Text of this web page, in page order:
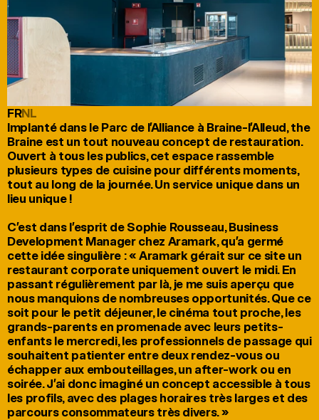
FRNL
Implanté dans le Parc de l’Alliance à Braine-l’Alleud, the
Braine est un tout nouveau concept de restauration.
Ouvert à tous les publics, cet espace rassemble
plusieurs types de cuisine pour différents moments,
tout au long de la journée. Un service unique dans un
lieu unique !
C’est dans l’esprit de Sophie Rousseau, Business
Development Manager chez Aramark, qu’a germé
cette idée singulière : « Aramark gérait sur ce site un
restaurant corporate uniquement ouvert le midi. En
passant régulièrement par là, je me suis aperçu que
nous manquions de nombreuses opportunités. Que ce
soit pour le petit déjeuner, le cinéma tout proche, les
grands-parents en promenade avec leurs petits-
enfants le mercredi, les professionnels de passage qui
souhaitent patienter entre deux rendez-vous ou
échapper aux embouteillages, un after-work ou en
soirée. J’ai donc imaginé un concept accessible à tous
les profils, avec des plages horaires très larges et des
parcours consommateurs très divers. »